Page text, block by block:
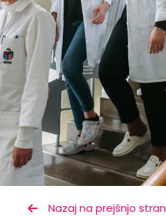
Nazaj na prejšnjo stran